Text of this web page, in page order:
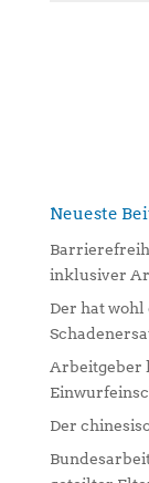
n
v
e
:
Neueste
inklusiver
Der hat wohl
Arbeitgeber
Der